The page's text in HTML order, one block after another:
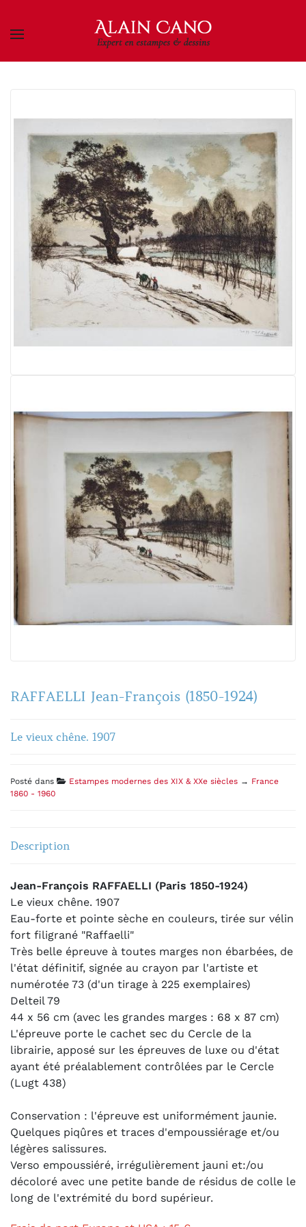
Skip to main content
RAFFAELLI Jean-François (1850-1924)
Le vieux chêne. 1907
Posté dans Estampes modernes des XIX & XXe siècles → France
1860 - 1960
Description
Jean-François RAFFAELLI (Paris 1850-1924)
Le vieux chêne. 1907
Eau-forte et pointe sèche en couleurs, tirée sur vélin
fort filigrané "Raffaelli"
Très belle épreuve à toutes marges non ébarbées, de
l'état définitif, signée au crayon par l'artiste et
numérotée 73 (d'un tirage à 225 exemplaires)
Delteil 79
44 x 56 cm (avec les grandes marges : 68 x 87 cm)
L'épreuve porte le cachet sec du Cercle de la
librairie, apposé sur les épreuves de luxe ou d'état
ayant été préalablement contrôlées par le Cercle
(Lugt 438)
Conservation : l'épreuve est uniformément jaunie.
Quelques piqûres et traces d'empoussiérage et/ou
légères salissures.
Verso empoussiéré, irrégulièrement jauni et:/ou
décoloré avec une petite bande de résidus de colle le
long de l'extrémité du bord supérieur.